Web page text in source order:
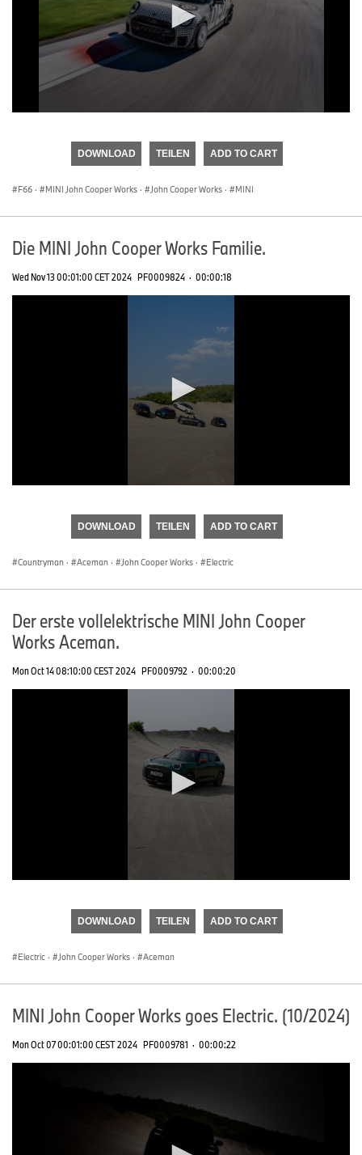
DOWNLOAD TEILEN ADD TO CART
F66 · MINI John Cooper Works · John Cooper Works · MINI
Die MINI John Cooper Works Familie.
Wed Nov 13 00:01:00 CET 2024 PF0009824 · 00:00:18
DOWNLOAD TEILEN ADD TO CART
Countryman · Aceman · John Cooper Works · Electric
Der erste vollelektrische MINI John Cooper
Works Aceman.
Mon Oct 14 08:10:00 CEST 2024 PF0009792 · 00:00:20
DOWNLOAD TEILEN ADD TO CART
Electric · John Cooper Works · Aceman
MINI John Cooper Works goes Electric. (10/2024)
Mon Oct 07 00:01:00 CEST 2024 PF0009781 · 00:00:22